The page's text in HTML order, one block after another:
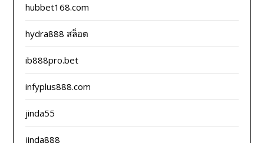
hubbet168.com
hydra888 สล็อต
ib888pro.bet
infyplus888.com
jinda55
jinda888